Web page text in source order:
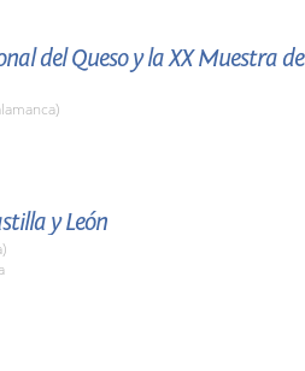
del Queso y la XX Muestra de
y León